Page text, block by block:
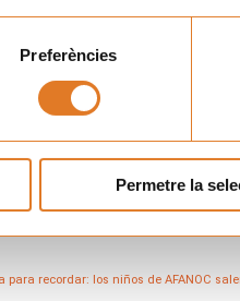
Preferències
Permetre la
femenino.
​​a ver la obra La mamá
miembros, Nona, viene a
personalmente a Nona y